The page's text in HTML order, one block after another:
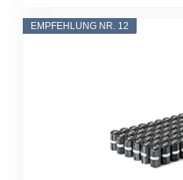
EMPFEHLUNG NR. 12